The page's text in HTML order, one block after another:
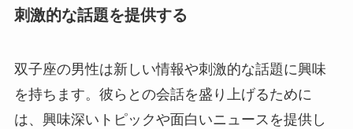
刺激的な話題を提供する
双子座の男性は新しい情報や刺激的な話題に興味
を持ちます。彼らとの会話を盛り上げるために
は、興味深いトピックや面白いニュースを提供し